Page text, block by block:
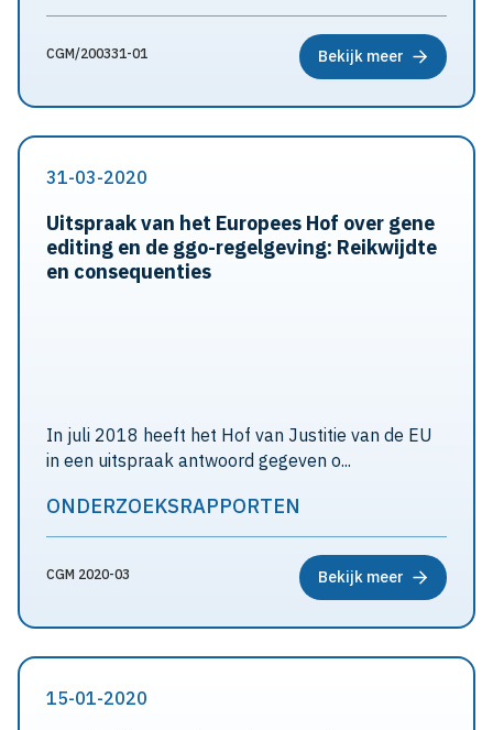
CGM/200331-01 Bekijk meer
31-03-2020
Uitspraak van het Europees Hof over gene
editing en de ggo-regelgeving: Reikwijdte
en consequenties
In juli 2018 heeft het Hof van Justitie van de EU
in een uitspraak antwoord gegeven o...
ONDERZOEKSRAPPORTEN
CGM 2020-03 Bekijk meer
15-01-2020